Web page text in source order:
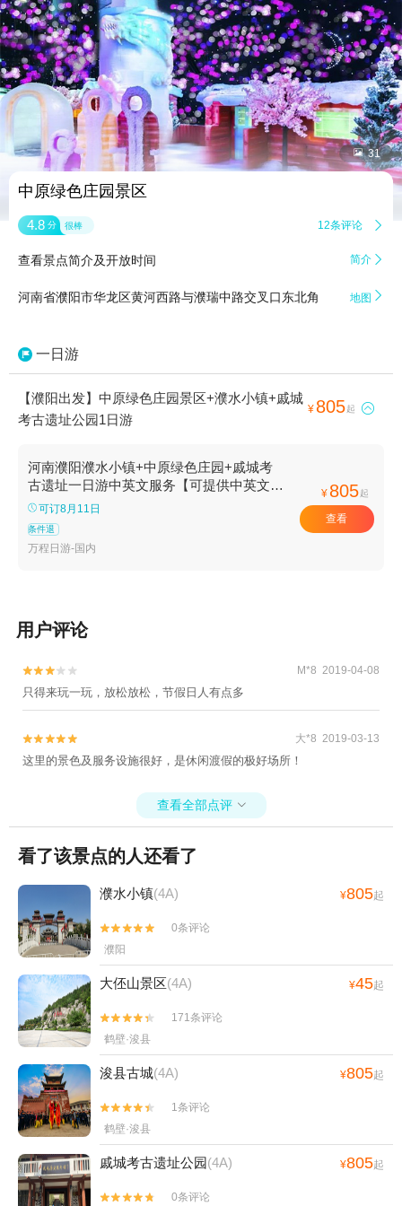
 31
中原绿色庄园景区
4.8 分 很棒 12条评论 
查看景点简介及开放时间 简介 
河南省濮阳市华龙区黄河西路与濮瑞中路交叉口东北角 地图 
一日游
【濮阳出发】中原绿色庄园景区+濮水小镇+戚城
考古遗址公园1日游
¥ 805起 
河南濮阳濮水小镇+中原绿色庄园+戚城考
古遗址一日游中英文服务【可提供中英文及
小语种导游服务-往返接送-可选导游】
可订8月11日
条件退
万程日游-国内
¥ 805起
查看
用户评论

 M*8 2019-04-08
只得来玩一玩，放松放松，节假日人有点多

 大*8 2019-03-13
这里的景色及服务设施很好，是休闲渡假的极好场所！
查看全部点评 
看了该景点的人还看了
濮水小镇(4A) ¥805起


0条评论
濮阳
大伾山景区(4A) ¥45起


171条评论
鹤壁·浚县
浚县古城(4A) ¥805起


1条评论
鹤壁·浚县
戚城考古遗址公园(4A) ¥805起

 0条评论
